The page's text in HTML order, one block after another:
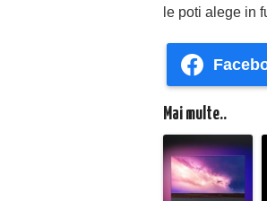
le poti alege in
Mai multe..